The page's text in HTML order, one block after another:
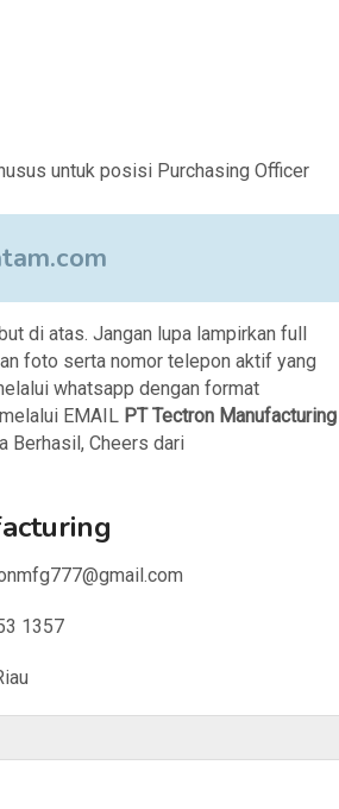
untuk posisi Purchasing Officer
di atas. Jangan lupa lampirkan full
foto serta nomor telepon aktif yang
whatsapp dengan format
EMAIL PT Tectron Manufacturing
Berhasil, Cheers dari
1357